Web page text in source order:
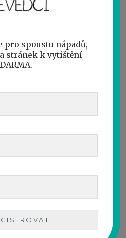
na léto, než
když je u nás
tedy divu, že návrh
pro spoustu nápadů,
stránek k vytištění